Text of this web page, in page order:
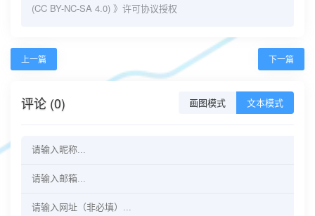
(CC BY-NC-SA 4.0) 》许可协议授权
上一篇 下一篇
评论 (0) 画图模式 文本模式